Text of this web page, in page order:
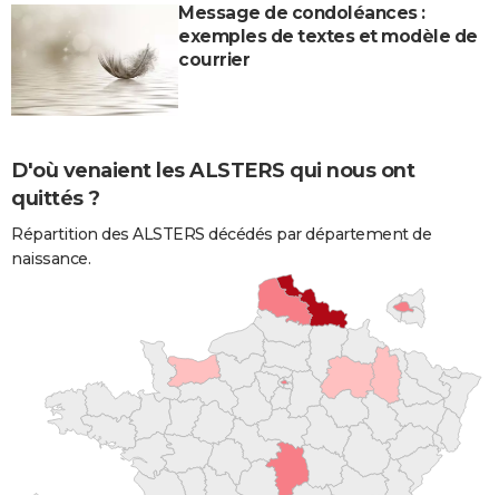
Message de condoléances :
exemples de textes et modèle de
courrier
D'où venaient les ALSTERS qui nous ont
quittés ?
Répartition des ALSTERS décédés par département de
naissance.